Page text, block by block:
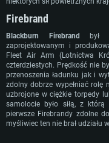
Dysk twardy: 22.1 GB
Rekomendowane
OS: Windows 10/11 (64 bit)
Procesor: Intel Core i5 lub
Pamięć: 16 GB
Karta graficzna: Karta
lepsza, Radeon RX 570 lub
Dysk twardy: 22.1 GB
Rekomendowane
OS: Mac OS Big Sur 11.0 lub
Procesor: Intel Core i7 (Xeon
Pamięć: 8 GB
Karta graficzna: Radeon
miesięcy) (minimalna
Połączenie sieciowe: Internet
Dysk twardy: 22.1 GB
Rekomendowane
OS: Ubuntu 20.04 64bit
Procesor: Intel Core i7
Pamięć: 16 GB
Karta graficzna: NVIDIA 1060
Firebrand
Blackburn Firebrand
był
zaprojektowanym i
Fleet Air Arm (Lotnictwa
czterdziestych. Prędkość nie
przenoszenia ładunku jak i
zdolny dobrze wypełniać rolę
uzbrojone w ciężkie torpedy
samolocie było siłą, z
pierwsze Firebrandy zdolne
myśliwiec ten nie brał udziału